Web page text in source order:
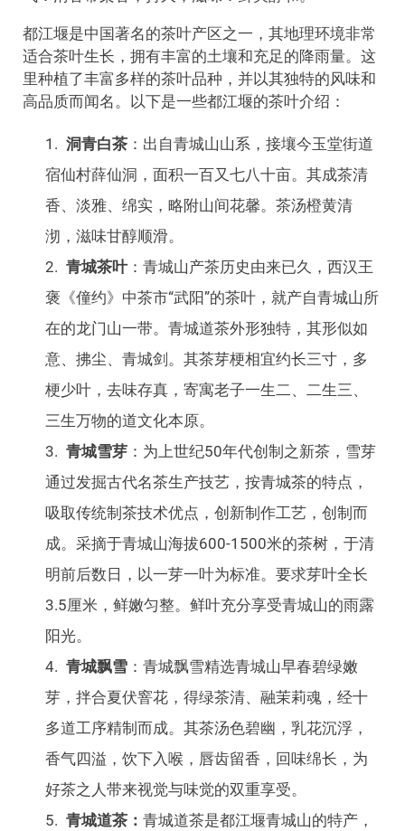
都江堰是中国著名的茶叶产区之一，其地理环境非常
适合茶叶生长，拥有丰富的土壤和充足的降雨量。这
里种植了丰富多样的茶叶品种，并以其独特的风味和
高品质而闻名。以下是一些都江堰的茶叶介绍：
洞青白茶 ：出自青城山山系，接壤今玉堂街道
宿仙村薛仙洞，面积一百又七八十亩。其成茶清
香、淡雅、绵实，略附山间花馨。茶汤橙黄清
沏，滋味甘醇顺滑。
青城茶叶：青城山产茶历史由来已久，西汉王
褒《僮约》中茶市“武阳”的茶叶，就产自青城山所
在的龙门山一带。青城道茶外形独特，其形似如
意、拂尘、青城剑。其茶芽梗相宜约长三寸，多
梗少叶，去味存真，寄寓老子一生二、二生三、
三生万物的道文化本原。
青城雪芽 ：为上世纪50年代创制之新茶，雪芽
通过发掘古代名茶生产技艺，按青城茶的特点，
吸取传统制茶技术优点，创新制作工艺，创制而
成。采摘于青城山海拔600-1500米的茶树，于清
明前后数日，以一芽一叶为标准。要求芽叶全长
3.5厘米，鲜嫩匀整。鲜叶充分享受青城山的雨露
阳光。
青城飘雪 ：青城飘雪精选青城山早春碧绿嫩
芽，拌合夏伏窨花，得绿茶清、融茉莉魂，经十
多道工序精制而成。其茶汤色碧幽，乳花沉浮，
香气四溢，饮下入喉，唇齿留香，回味绵长，为
好茶之人带来视觉与味觉的双重享受。
青城道茶 ： 青城道茶是都江堰青城山的特产，